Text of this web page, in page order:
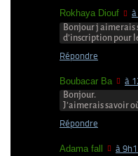
Rokhaya Diouf
Bonjour j aimerais
d’inscription pour
Répondre
Boubacar Ba à
Bonjour.
J’aimerais savoir
Répondre
Adama fall à